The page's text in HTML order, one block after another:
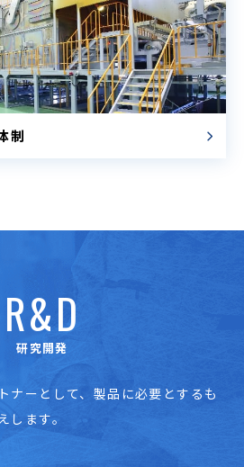
制
R&D
研究開発
ナーとして、 製品に必要とするも
します。